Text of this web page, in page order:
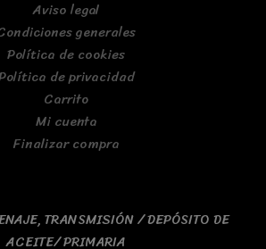
Aviso legal
generales
Política de cookies
de privacidad
Carrito
Mi cuenta
Finalizar compra